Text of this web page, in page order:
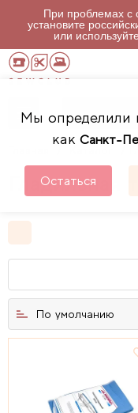
При проблемах с
установите
или
Мы определили
как Санкт-
Остаться
Гладильная
По умолчанию